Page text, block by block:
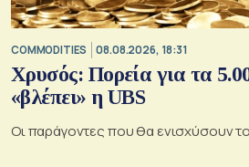
COMMODITIES 08.08.2026, 18:31
Χρυσός: Πορεία για τα
«βλέπει» η UBS
Οι παράγοντες που θα ενισχύσουν